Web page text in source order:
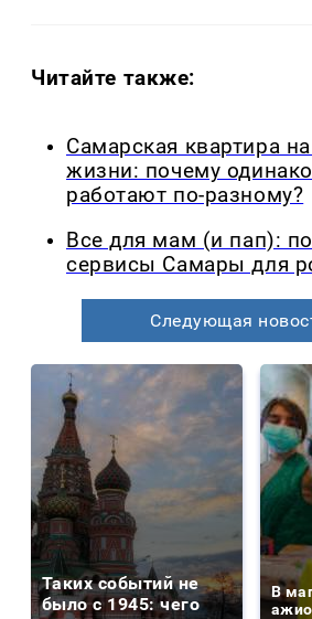
Читайте также:
Самарская квартира
жизни: почему
работают по-разному?
Все для мам (и пап):
сервисы Самары для
Следующая
Таких событий не
было с 1945: чего
В